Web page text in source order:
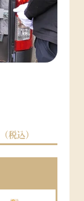
（税込）